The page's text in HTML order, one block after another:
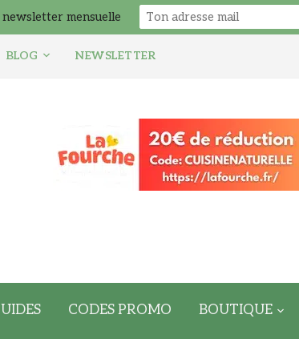
BLOG NEWSLETTER
CODES PROMO BOUTIQUE
newsletter mensuelle